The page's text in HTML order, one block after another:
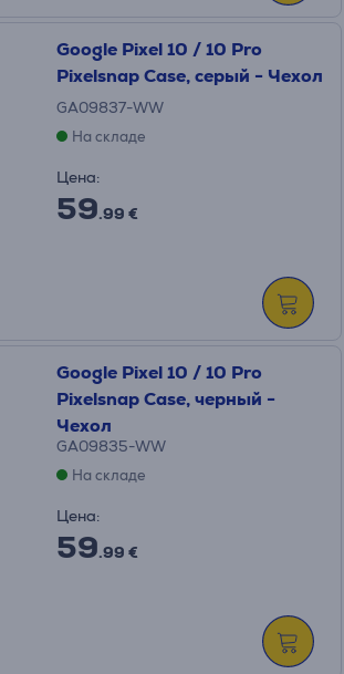
Google Pixel 10 / 10 Pro
Pixelsnap Case, серый - Чехол
GA09837-WW
На складе
Цена:
59.99 €
Google Pixel 10 / 10 Pro
Pixelsnap Case, черный -
Чехол
GA09835-WW
На складе
Цена:
59.99 €